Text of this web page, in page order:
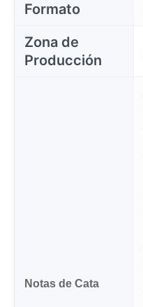
Formato
Zona de
Producción
Notas de Cata